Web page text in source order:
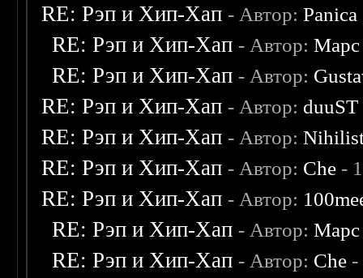
RE: Рэп и Хип-Хап - Автор:Panica
RE: Рэп и Хип-Хап - Автор:Марс
RE: Рэп и Хип-Хап - Автор:
RE: Рэп и Хип-Хап - Автор: duuST
RE: Рэп и Хип-Хап - Автор:
RE: Рэп и Хип-Хап - Автор: Che -
RE: Рэп и Хип-Хап - Автор:
RE: Рэп и Хип-Хап - Автор:Марс
RE: Рэп и Хип-Хап - Автор: Che -